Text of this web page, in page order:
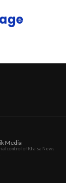
Media
control of Khalsa News